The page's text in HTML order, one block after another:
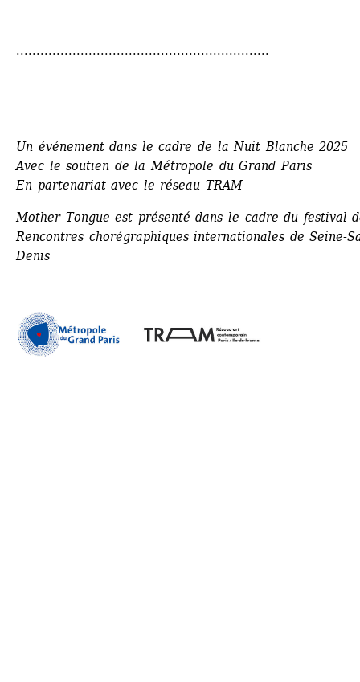
...............................................................
Un événement dans le cadre de la Nuit Blanche 2025
Avec le soutien de la Métropole du Grand Paris
En partenariat avec le réseau TRAM
Mother Tongue est présenté dans le cadre du festival
Rencontres chorégraphiques internationales de Seine-
Denis